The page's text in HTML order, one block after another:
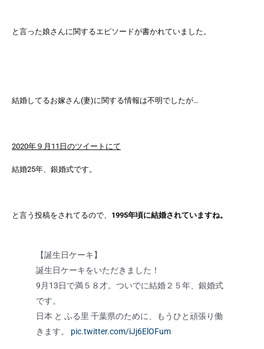
と言った娘さんに関するエピソードが書かれていました。
結婚してるお嫁さん(妻)に関する情報は不明でしたが…
2020年９月11日のツイートにて
結婚25年、銀婚式です。
と言う投稿をされてるので、 1995年頃に結婚されていますね。
【誕生日ケーキ】
誕生日ケーキをいただきました！
9月13日で満５８才。ついでに結婚２５年、銀婚式
です。
日本 と ふる里 千葉県のために、もうひと頑張り働
きます。 pic.twitter.com/iJj6ElOFum